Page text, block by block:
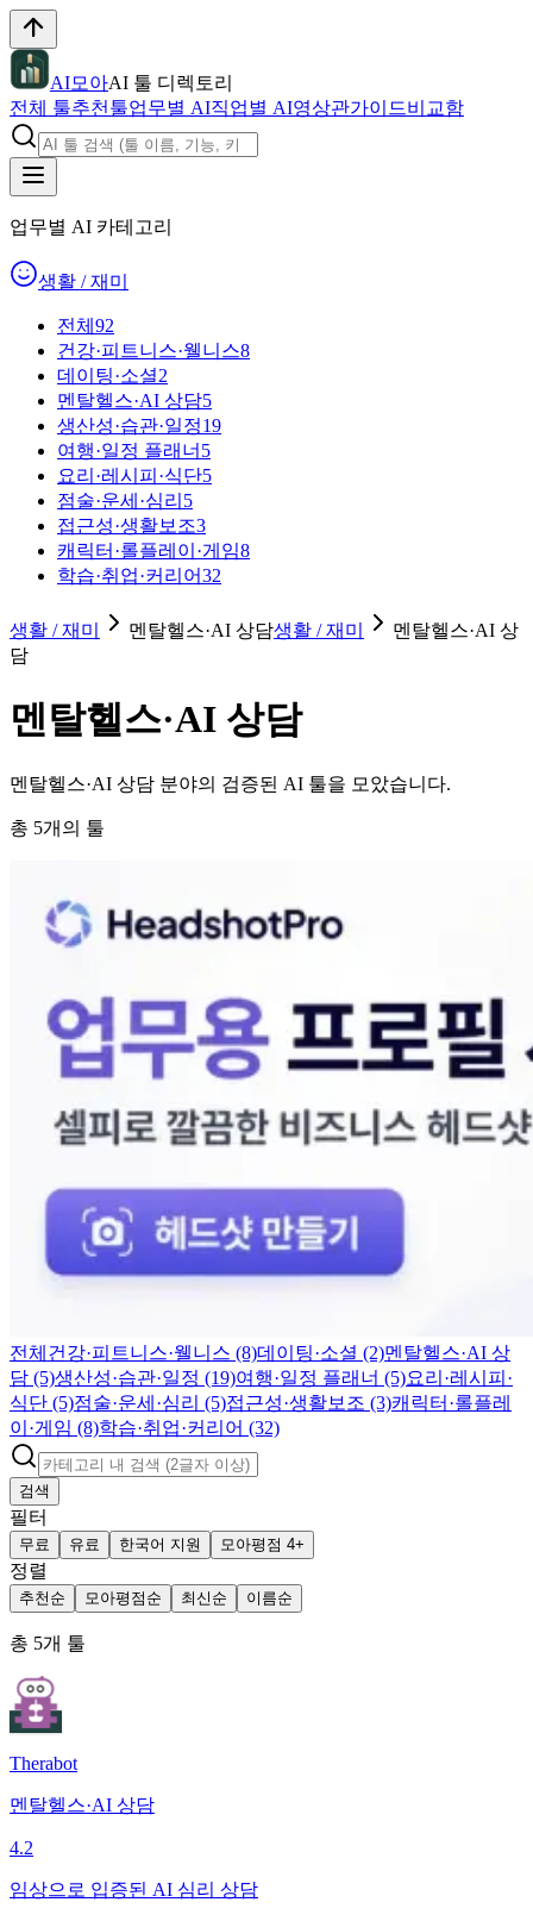
AI모아AI 툴 디렉토리
전체 툴추천툴업무별 AI직업별 AI영상관가이드비교함
업무별 AI 카테고리
생활 / 재미
전체 92
건강·피트니스·웰니스8
데이팅·소셜2
멘탈헬스·AI 상담5
생산성·습관·일정19
여행·일정 플래너 5
요리·레시피·식단5
점술·운세·심리 5
접근성·생활보조3
캐릭터·롤플레이·게임8
학습·취업·커리어32
생활 / 재미 멘탈헬스·AI 상담생활 / 재미
멘탈헬스·AI 상
담
멘탈헬스·AI 상담
멘탈헬스·AI 상담 분야의 검증된 AI 툴을 모았습니다.
총 5개의 툴
전체 건강·피트니스·웰니스 (8)데이팅·소셜 (2)멘탈헬스·AI 상
담 (5)생산성·습관·일정 (19)여행·일정 플래너 (5)요리·레시피·
식단 (5)점술·운세·심리 (5)접근성·생활보조 (3)캐릭터·롤플레
이·게임 (8)학습·취업·커리어 (32)
검색
필터
무료 유료 한국어 지원 모아평점 4+
정렬
추천순 모아평점순 최신순 이름순
총 5개 툴
Therabot
멘탈헬스·AI 상담
4.2
임상으로 입증된 AI 심리 상담